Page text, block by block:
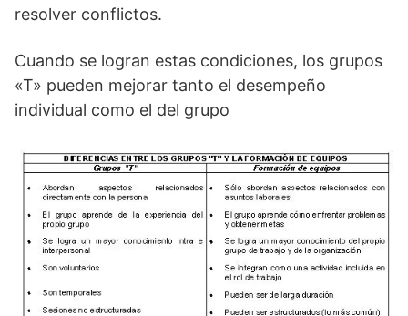
resolver conflictos.
Cuando se logran estas condiciones, los grupos
«T» pueden mejorar tanto el desempeño
individual como el del grupo